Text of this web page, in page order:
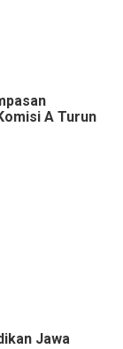
A Turun
Jawa